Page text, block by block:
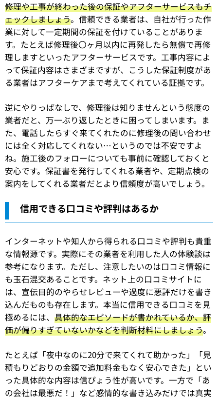
修理や工事が終わった後の保証やアフターサービスもチ
ェックしましょう。信頼できる業者は、自社が行った作
業に対して一定期間の保証を付けていることがありま
す。たとえば修理後〇ヶ月以内に再発したら無償で再修
理しますといったアフターサービスです。工事内容によ
って保証内容はさまざまですが、こうした保証制度があ
る業者はアフターケアまで考えてくれている証拠です。
逆にやりっぱなしで、修理後は知りませんという態度の
業者だと、万一ぶり返したときに困ってしまいます。ま
た、電話したらすぐ来てくれたのに修理後の問い合わせ
には全く対応してくれない…というのでは不安ですよ
ね。施工後のフォローについても事前に確認しておくと
安心です。保証書を発行してくれる業者や、定期点検の
案内をしてくれる業者だとより信頼度が高いでしょう。
信用できる口コミや評判はあるか
インターネットや知人から得られる口コミや評判も貴重
な情報源です。実際にその業者を利用した人の体験談は
参考になります。ただし、注意したいのは口コミ情報に
も玉石混交あることです。ネット上の口コミサイトに
は、宣伝目的のやらせレビューや過度に悪評だけを書き
込んだものも存在します。本当に信用できる口コミを見
極めるには、 具体的なエピソードが書かれているか、評
価が偏りすぎていないかなどを判断材料にしましょう。
たとえば「夜中なのに20分で来てくれて助かった」「見
積もりどおりの金額で追加料金もなく安心できた」とい
った具体的な内容は信ぴょう性が高いです。一方で「あ
の会社は最悪だ！」など感情的な書き込みだけでは真実